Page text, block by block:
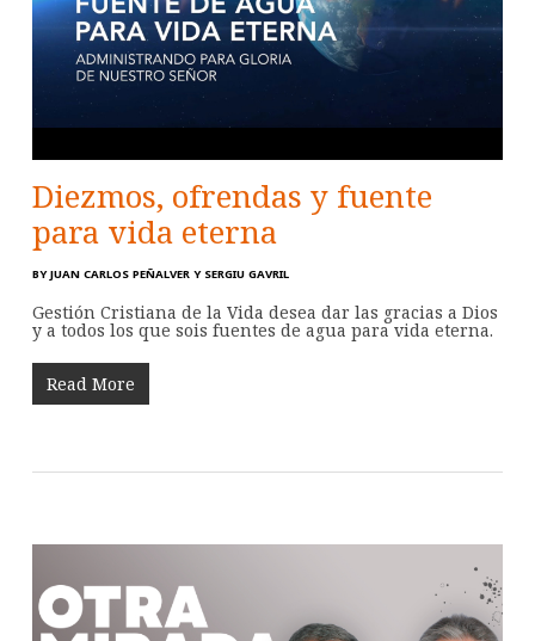
Diezmos, ofrendas y fuente
para vida eterna
BY JUAN CARLOS PEÑALVER Y SERGIU GAVRIL
Gestión Cristiana de la Vida desea dar las gracias a Dios
y a todos los que sois fuentes de agua para vida eterna.
Read More